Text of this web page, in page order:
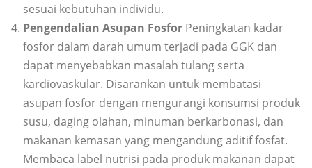
sesuai kebutuhan individu.
Pengendalian Asupan Fosfor Peningkatan kadar
fosfor dalam darah umum terjadi pada GGK dan
dapat menyebabkan masalah tulang serta
kardiovaskular. Disarankan untuk membatasi
asupan fosfor dengan mengurangi konsumsi produk
susu, daging olahan, minuman berkarbonasi, dan
makanan kemasan yang mengandung aditif fosfat.
Membaca label nutrisi pada produk makanan dapat